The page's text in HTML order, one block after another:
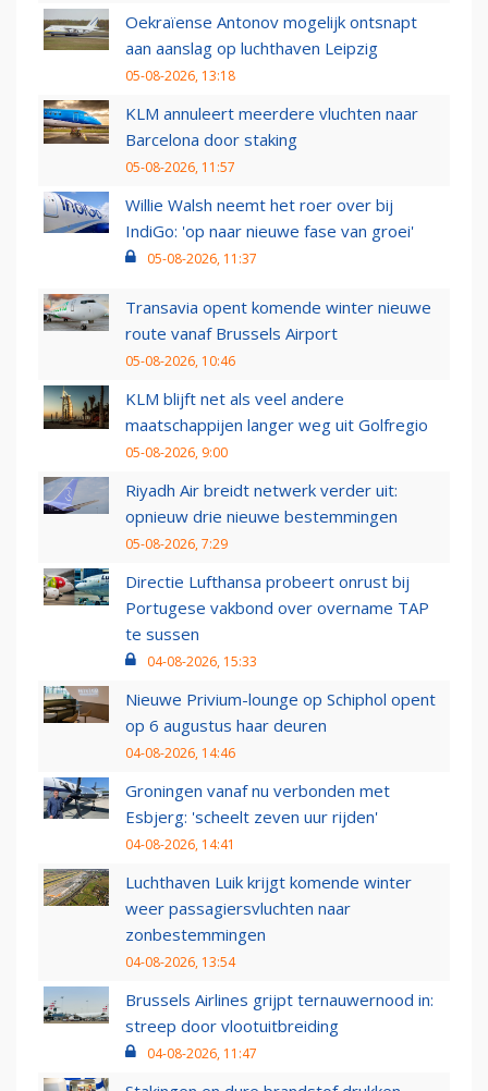
Oekraïense Antonov mogelijk ontsnapt
aan aanslag op luchthaven Leipzig
05-08-2026, 13:18
KLM annuleert meerdere vluchten naar
Barcelona door staking
05-08-2026, 11:57
Willie Walsh neemt het roer over bij
IndiGo: 'op naar nieuwe fase van groei'
05-08-2026, 11:37
Transavia opent komende winter nieuwe
route vanaf Brussels Airport
05-08-2026, 10:46
KLM blijft net als veel andere
maatschappijen langer weg uit Golfregio
05-08-2026, 9:00
Riyadh Air breidt netwerk verder uit:
opnieuw drie nieuwe bestemmingen
05-08-2026, 7:29
Directie Lufthansa probeert onrust bij
Portugese vakbond over overname TAP
te sussen
04-08-2026, 15:33
Nieuwe Privium-lounge op Schiphol opent
op 6 augustus haar deuren
04-08-2026, 14:46
Groningen vanaf nu verbonden met
Esbjerg: 'scheelt zeven uur rijden'
04-08-2026, 14:41
Luchthaven Luik krijgt komende winter
weer passagiersvluchten naar
zonbestemmingen
04-08-2026, 13:54
Brussels Airlines grijpt ternauwernood in:
streep door vlootuitbreiding
04-08-2026, 11:47